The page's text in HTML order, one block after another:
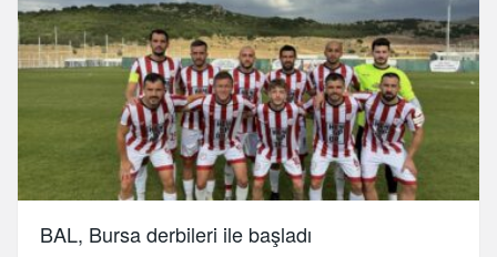
BAL, Bursa derbileri ile başladı